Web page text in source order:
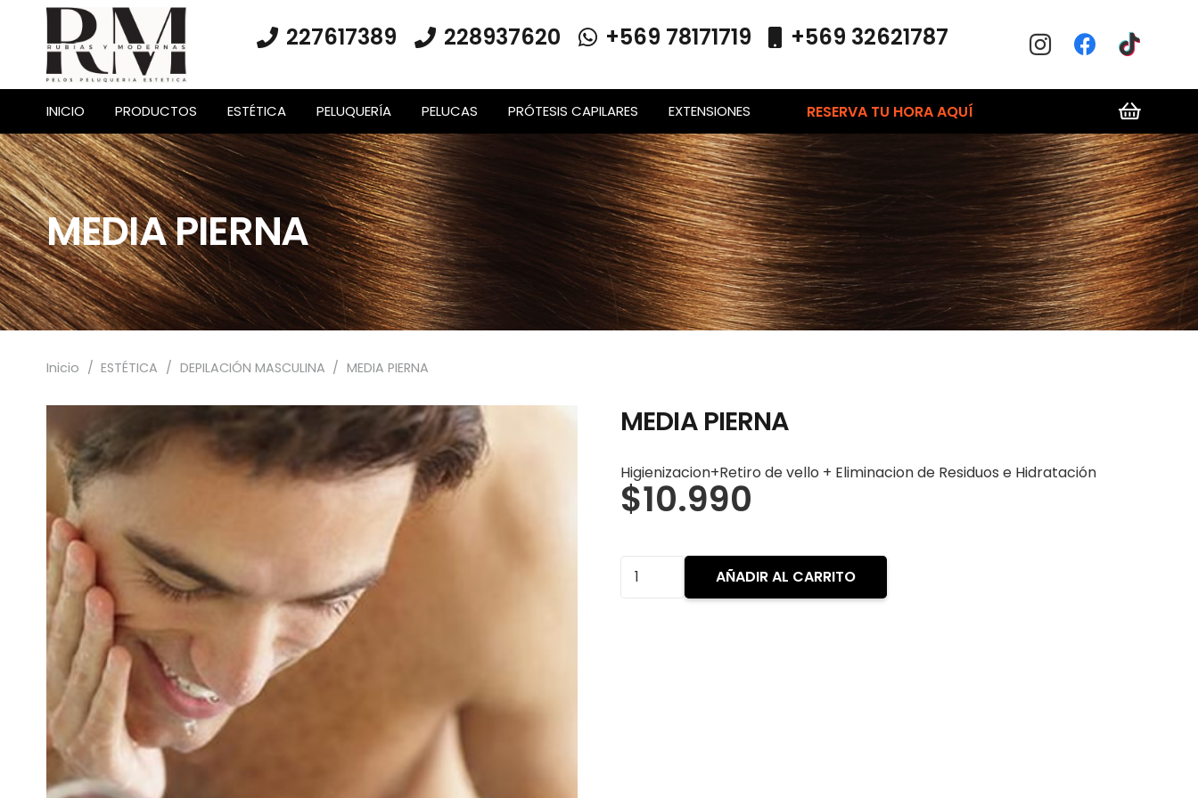
227617389 228937620 +569 78171719 +569 32621787
INICIO PRODUCTOS ESTÉTICA PELUQUERÍA PELUCAS PRÓTESIS CAPILARES EXTENSIONES RESERVA TU HORA AQUÍ
MEDIA PIERNA
Inicio / ESTÉTICA / DEPILACIÓN MASCULINA / MEDIA PIERNA
MEDIA PIERNA
Higienizacion+Retiro de vello + Eliminacion de Residuos e Hidratación
$10.990
MEDIA
AÑADIR AL CARRITO